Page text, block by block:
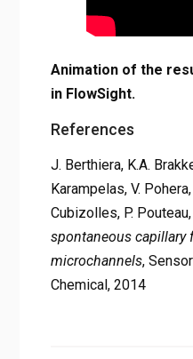
Animation of the
in FlowSight.
References
J. Berthiera, K.A.
Karampelas, V.
Cubizolles, P. Pouteau,
spontaneous capillary
microchannels,
Chemical, 2014